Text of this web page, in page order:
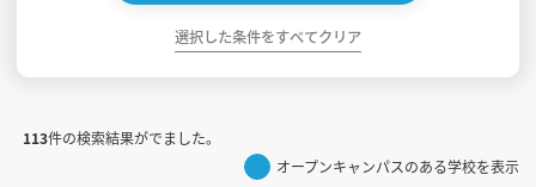
選択した条件をすべてクリア
113件の検索結果がでました。
オープンキャンパスのある学校を表示